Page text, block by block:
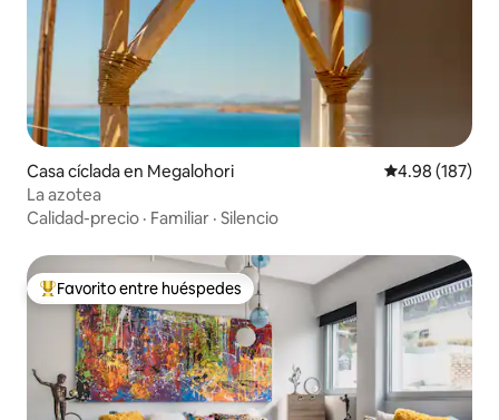
Casa cíclada en Megalohori Calificación
4.98 (187)
La azotea
Calidad-precio · Familiar · Silencio
Favorito entre huéspedes preferido
Favorito entre huéspedes